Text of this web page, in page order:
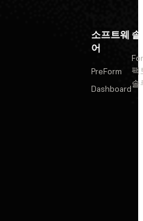
소프트웨
어
PreForm
Dashboard
팩
솔